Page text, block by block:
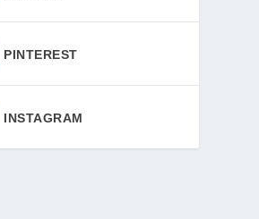
PINTEREST
INSTAGRAM